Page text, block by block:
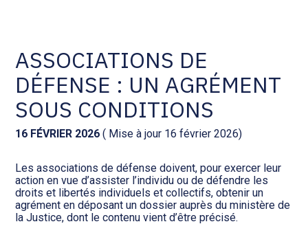
Social et ressources humaines
Assistance juridique
Audit légal
Tenue de votre comptabilité :
ACD
Facturation et pilotage :
Facturation et pilotage : MEG
Analyse et tableau de bord :
ASSOCIATIONS DE
DÉFENSE : UN AGRÉMENT
SOUS CONDITIONS
16 FÉVRIER 2026 ( Mise à jour 16 février 2026)
Les associations de défense doivent, pour exercer leur
action en vue d’assister l’individu ou de défendre les
droits et libertés individuels et collectifs, obtenir un
agrément en déposant un dossier auprès du ministère de
la Justice, dont le contenu vient d’être précisé.